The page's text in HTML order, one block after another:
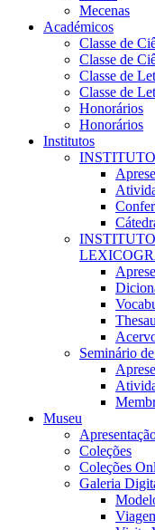
Mecenas
Académicos
Classe de
Classe de
Classe de
Classe de
Honorários
Honorários
Institutos
Seminário
Museu
Coleções
Coleções
Galeria